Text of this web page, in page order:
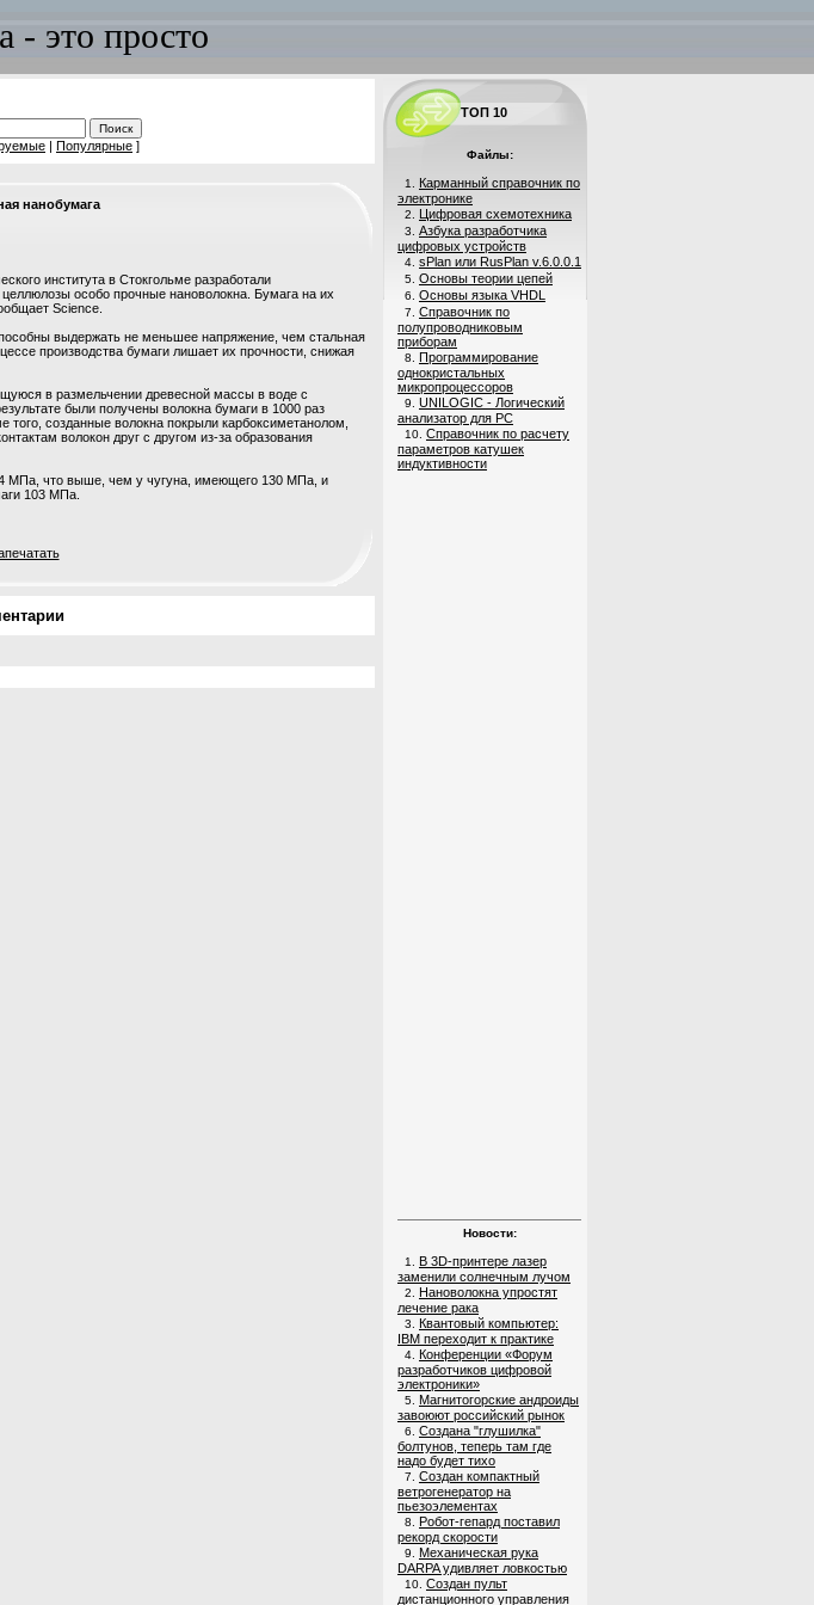
- это просто
| Популярные ]
нанобумага
института в Стокгольме разработали
особо прочные нановолокна. Бумага на их
Sciencе.
выдержать не меньшее напряжение, чем стальная
производства бумаги лишает их прочности, снижая
в размельчении древесной массы в воде с
были получены волокна бумаги в 1000 раз
созданные волокна покрыли карбоксиметанолом,
волокон друг с другом из-за образования
МПа, что выше, чем у чугуна, имеющего 130 МПа, и
103 МПа.
ТОП 10
Файлы:
1. Карманный справочник по
электронике
2. Цифровая схемотехника
3. Азбука разработчика
цифровых устройств
4. sPlan или RusPlan v.6.0.0.1
5. Основы теории цепей
6. Основы языка VHDL
7. Справочник по
полупроводниковым
приборам
8. Программирование
однокристальных
микропроцессоров
9. UNILOGIC - Логический
анализатор для PC
10. Справочник по расчету
параметров катушек
индуктивности
Новости:
1. В 3D-принтере лазер
заменили солнечным лучом
2. Нановолокна упростят
лечение рака
3. Квантовый компьютер:
IBM переходит к практике
4. Конференции «Форум
разработчиков цифровой
электроники»
5. Магнитогорские андроиды
завоюют российский рынок
6. Создана "глушилка"
болтунов, теперь там где
надо будет тихо
7. Создан компактный
ветрогенератор на
пьезоэлементах
8. Робот-гепард поставил
рекорд скорости
9. Механическая рука
DARPA удивляет ловкостью
10. Создан пульт
дистанционного управления